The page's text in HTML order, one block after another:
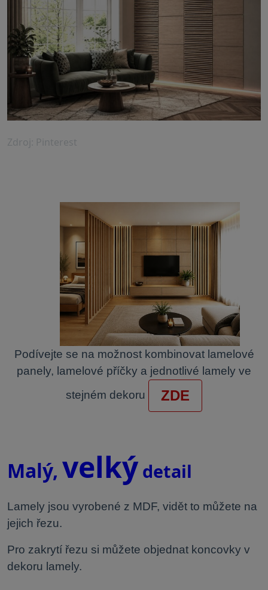
Zdroj: Pinterest
Podívejte se na možnost kombinovat lamelové
panely, lamelové příčky a jednotlivé lamely ve
stejném dekoru
ZDE
Malý, velký detail
Lamely jsou vyrobené z MDF, vidět to můžete na
jejich řezu.
Pro zakrytí řezu si můžete objednat koncovky v
dekoru lamely.